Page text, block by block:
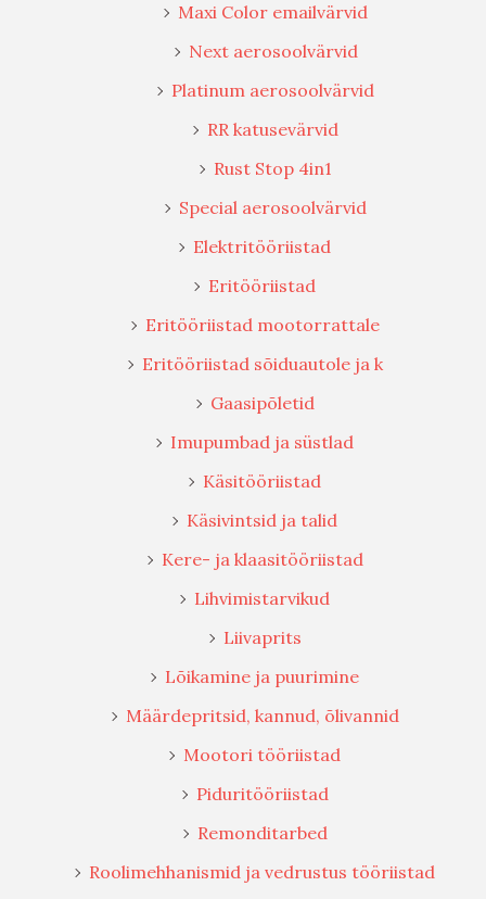
Maxi Color emailvärvid
Next aerosoolvärvid
Platinum aerosoolvärvid
RR katusevärvid
Rust Stop 4in1
Special aerosoolvärvid
Elektritööriistad
Eritööriistad
Eritööriistad mootorrattale
Eritööriistad sõiduautole ja k
Gaasipõletid
Imupumbad ja süstlad
Käsitööriistad
Käsivintsid ja talid
Kere- ja klaasitööriistad
Lihvimistarvikud
Liivaprits
Lõikamine ja puurimine
Määrdepritsid, kannud, õlivannid
Mootori tööriistad
Piduritööriistad
Remonditarbed
Roolimehhanismid ja vedrustus tööriistad